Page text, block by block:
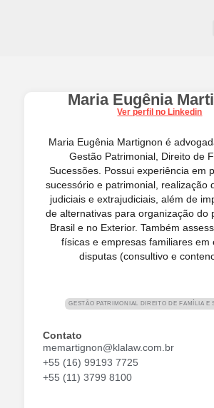
Maria Eugênia
Ver perfil no Linkedin
Maria Eugênia Martignon é
Gestão Patrimonial, Direito de
Sucessões. Possui experiência em
sucessório e patrimonial, realização
judiciais e extrajudiciais, além de
de alternativas para organização do
Brasil e no Exterior. Também
físicas e empresas familiares em
disputas (consultivo e
GESTÃO PATRIMONIAL DIREITO DE FAMÍLIA E
Contato
memartignon@klalaw.com.br
+55 (16) 99193 7725
+55 (11) 3799 8100